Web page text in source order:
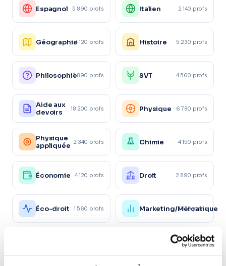
Espagnol 5 890 profs Italien 2 140 profs
Géographie4 120 profs Histoire 5 230 profs
Philosophie3 890 profs SVT 4 560 profs
Aide aux
devoirs
18 200 profs Physique 6 780 profs
Physique
appliquée 2 340 profs Chimie 4 150 profs
Économie 4 120 profs Droit 2 890 profs
Éco-droit 1 560 profs Marketing/Mercatique
1 870 profs
Ressources
Humaines
1 120 profs